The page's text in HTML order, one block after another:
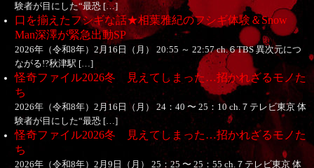
験者が目にした“最恐 […]
口を揃えたフシギな話★相葉雅紀のフシギ体験＆Snow
Man深澤が緊急出動SP
2026年（令和8年）2月16日（月） 20:55 ～ 22:57 ch.６TBS 異次元につ
ながる!?秋津駅 […]
怪奇ファイル2026冬 見えてしまった…招かれざるモノた
ち
2026年（令和8年）2月16日（月） 24：40 〜 25：10 ch.７テレビ東京 体
験者が目にした“最恐 […]
怪奇ファイル2026冬 見えてしまった…招かれざるモノた
ち
2026年（令和8年）2月9日（月） 25：25 〜 25：55 ch.７テレビ東京 体